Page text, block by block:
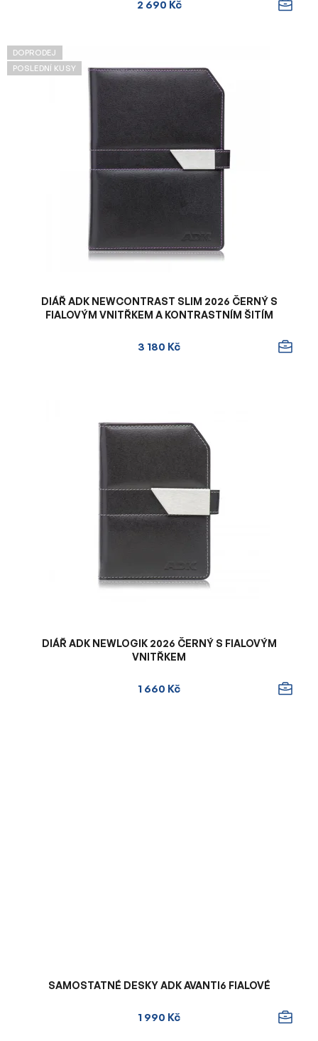
2 690 Kč
DOPRODEJ
POSLEDNÍ KUSY
DIÁŘ ADK NEWCONTRAST SLIM 2026 ČERNÝ S
FIALOVÝM VNITŘKEM A KONTRASTNÍM ŠITÍM
3 180 Kč
DIÁŘ ADK NEWLOGIK 2026 ČERNÝ S FIALOVÝM
VNITŘKEM
1 660 Kč
SAMOSTATNÉ DESKY ADK AVANTI6 FIALOVÉ
1 990 Kč